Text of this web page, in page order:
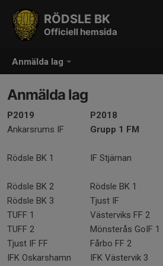
Anmälda lag
RÖDSLE BK
Officiell hemsida
Anmälda lag
P2019 P2018
Ankarsrums IF
Grupp 1 FM
Rödsle BK 1 IF Stjärnan
Rödsle BK 2 Rödsle BK 1
Rödsle BK 3
Tjust IF
TUFF 1
Västerviks FF 2
TUFF 2
Mönsterås GoIF 1
Tjust IF FF
Fårbo FF 2
IFK Oskarshamn
IFK Västervik 3